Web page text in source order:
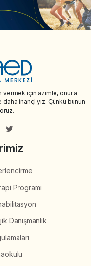
vermek için azimle, onurla
inançlıyız. Çünkü bunun
Programı
Danışmanlık